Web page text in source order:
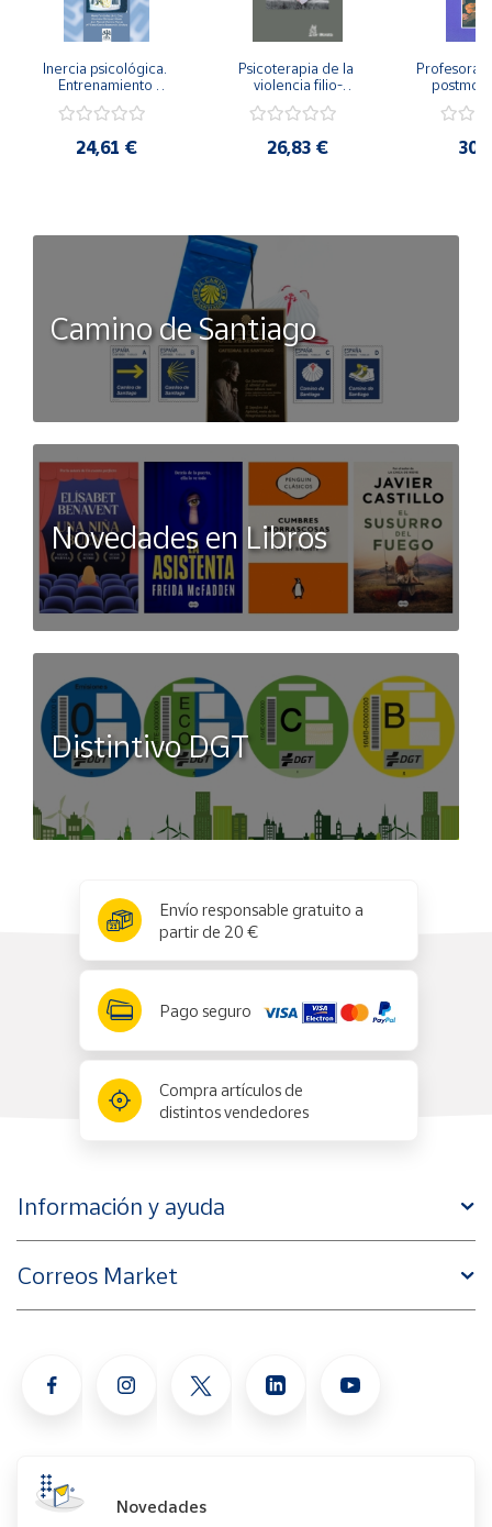
Inercia psicológica.
Entrenamiento
Igualdad de Género.
24,61 €
Psicoterapia de la
violencia filio-
secreto y la
26,83 €
Camino de Santiago
Novedades en Libros
Distintivo DGT
Envío responsable gratuito a
partir de 20 €
Pago seguro
Compra artículos de
distintos vendedores
Información y ayuda
Correos Market
Novedades